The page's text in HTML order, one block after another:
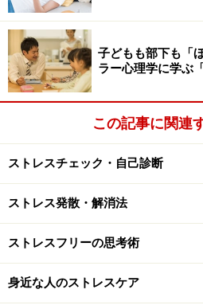
加害者が自分の行為に気づかない
モラハラ加害者になりやすい人
な特徴が見られやすいので、心
してみましょう。
自分が優位に立ち、賞賛
い
他人の気持ちに共感する
いう気持ちがない
他人をほめることをしな
うことが多い
自分の考えや意見に異を唱
子どもも部下も「
ラー心理学に学ぶ
この記事に関連
ストレスチェック・自己診断
ストレス発散・解消法
ストレスフリーの思考術
身近な人のストレスケア